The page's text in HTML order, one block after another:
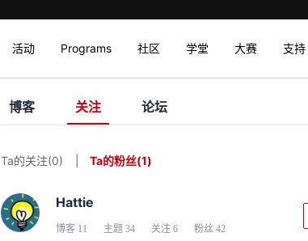
活动 Programs 社区 学堂 大赛 支持
博客 关注 论坛
Ta的关注(0) Ta的粉丝(1)
Hattie
博客 11 主题 34 关注 6 粉丝 42